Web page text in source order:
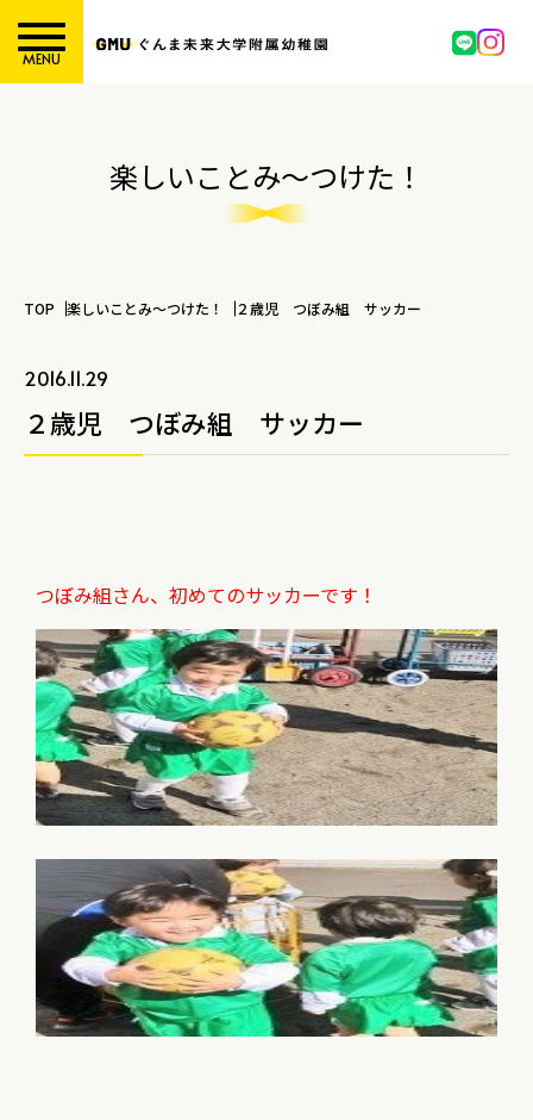
MENU
楽しいことみ～つけた！
TOP 楽しいことみ～つけた！ ２歳児 つぼみ組 サッカー
2016.11.29
２歳児 つぼみ組 サッカー
つぼみ組さん、初めてのサッカーです！